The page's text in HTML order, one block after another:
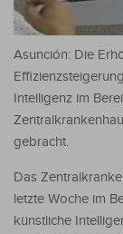
Asunción: Die
Intelligenz im
gebracht.
Das
letzte Woche im
künstliche